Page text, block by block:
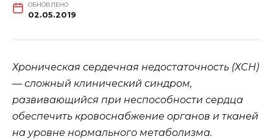
ОБНОВЛЕНО
02.05.2019
Хроническая сердечная недостаточность (ХСН)
— сложный клинический синдром,
развивающийся при неспособности сердца
обеспечить кровоснабжение органов и тканей
на уровне нормального метаболизма.